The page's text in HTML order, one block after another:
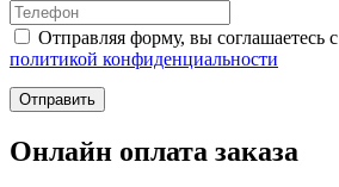
Отправляя форму, вы соглашаетесь с
политикой конфиденциальности
Отправить
Онлайн оплата заказа